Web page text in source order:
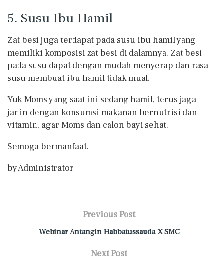
5. Susu Ibu Hamil
Zat besi juga terdapat pada susu ibu hamil yang
memiliki komposisi zat besi di dalamnya. Zat besi
pada susu dapat dengan mudah menyerap dan rasa
susu membuat ibu hamil tidak mual.
Yuk Moms yang saat ini sedang hamil, terus jaga
janin dengan konsumsi makanan bernutrisi dan
vitamin, agar Moms dan calon bayi sehat.
Semoga bermanfaat.
by Administrator
Previous Post
Webinar Antangin Habbatussauda X SMC
Next Post